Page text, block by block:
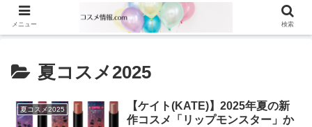
夏コスメ2025
夏コスメ2025
【ケイト(KATE)】2025年夏の新
作コスメ「リップモンスター」か
メニュー 検索